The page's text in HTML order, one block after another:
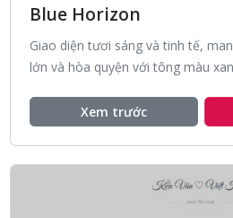
Blue Horizon
Giao diện tươi sáng và tinh tế,
lớn và hòa quyện với tông màu
Xem trước